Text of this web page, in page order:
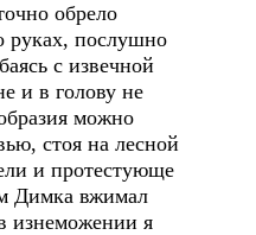
обрело
руках, послушно
с извечной
и в голову не
можно
стоя на лесной
и протестующе
Димка вжимал
изнеможении я